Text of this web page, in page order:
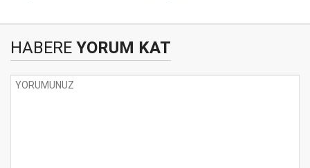
HABERE YORUM KAT